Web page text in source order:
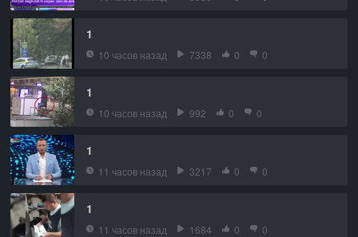
1
10 часов назад 7338 0 0
1
10 часов назад 992 0 0
1
11 часов назад 3217 0 0
1
11 часов назад 1684 0 0